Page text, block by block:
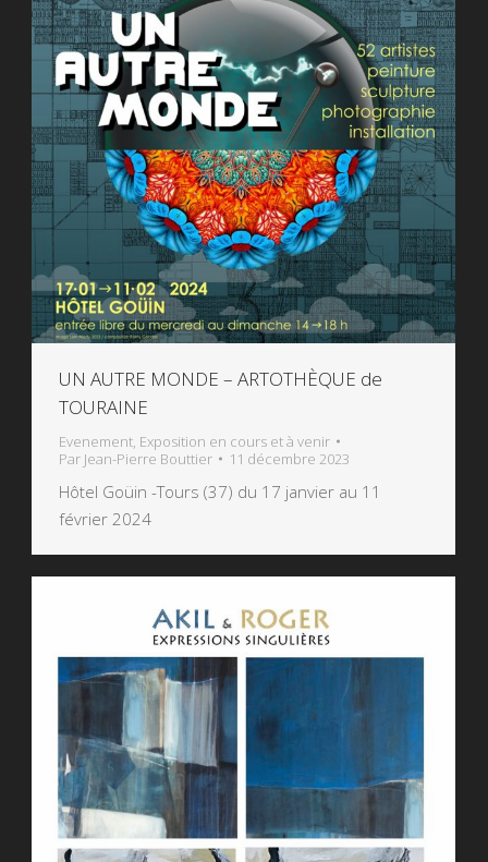
UN AUTRE MONDE – ARTOTHÈQUE de
TOURAINE
Evenement, Exposition en cours et à venir
Par Jean-Pierre Bouttier 11 décembre 2023
Hôtel Goüin -Tours (37) du 17 janvier au 11
février 2024